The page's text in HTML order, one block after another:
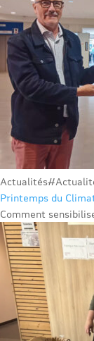
Actualités
Printemps du
Comment